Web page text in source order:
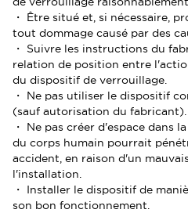
・ Être situé et, si nécessaire,
tout dommage causé par des
・ Suivre les instructions du
relation de position entre
du dispositif de verrouillage.
・ Ne pas utiliser le dispositif
(sauf autorisation du fabricant).
・ Ne pas créer d'espace dans
du corps humain pourrait
accident, en raison d'un
l'installation.
・ Installer le dispositif de
son bon fonctionnement.